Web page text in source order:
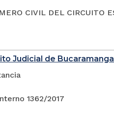
CIVIL DEL CIRCUITO
Judicial de Bucaramanga
1362/2017